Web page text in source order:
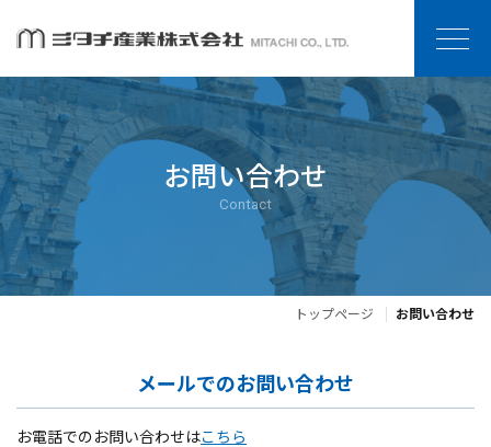
お問い合わせ
Contact
トップページ お問い合わせ
メールでのお問い合わせ
お電話でのお問い合わせはこちら